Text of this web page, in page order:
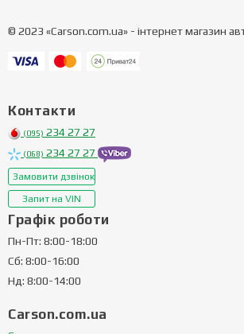
© 2023 «Carson.com.ua» - інтернет магазин
Контакти
(095) 234 27 27
(068) 234 27 27
Замовити дзвінок
Запит на VIN
Графік роботи
Пн-Пт: 8:00-18:00
Сб: 8:00-16:00
Нд: 8:00-14:00
Carson.com.ua